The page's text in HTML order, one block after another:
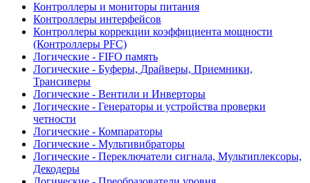
Контроллеры и мониторы питания
Контроллеры интерфейсов
Контроллеры коррекции коэффициента мощности
(Контроллеры PFC)
Логические - FIFO память
Логические - Буферы, Драйверы, Приемники,
Трансиверы
Логические - Вентили и Инверторы
Логические - Генераторы и устройства проверки
четности
Логические - Компараторы
Логические - Мультивибраторы
Логические - Переключатели сигнала, Мультиплексоры,
Декодеры